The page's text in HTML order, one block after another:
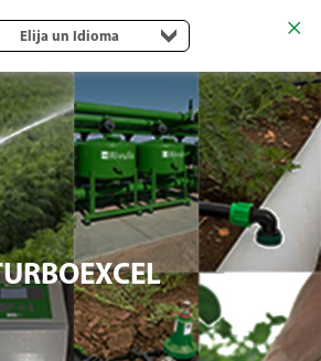
Elija un Idioma